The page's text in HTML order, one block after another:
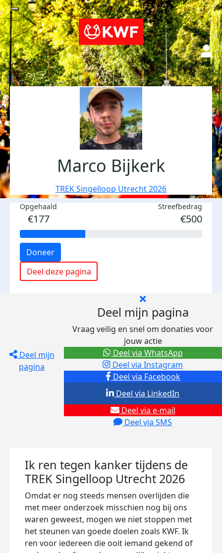
Marco Bijkerk
TREK Singelloop Utrecht 2026
Opgehaald
€177
Streefbedrag
€500
Doneer
Deel deze pagina
Deel mijn
pagina
Deel mijn pagina
Vraag veilig en snel om donaties voor
jouw actie
Deel via Facebook
Deel via Instagram
Deel via e-mail
Deel via SMS
Deel via LinkedIn
Deel via WhatsApp
Ik ren tegen kanker tijdens de
TREK Singelloop Utrecht 2026
Omdat er nog steeds mensen overlijden die
met meer onderzoek misschien nog bij ons
waren geweest, mogen we niet stoppen met
het steunen van goede doelen zoals KWF. Ik
ren voor iedereen die ooit iemand gekend of